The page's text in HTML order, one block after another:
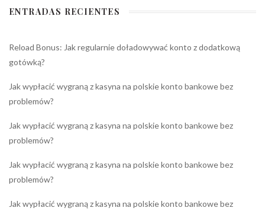
ENTRADAS RECIENTES
Reload Bonus: Jak regularnie doładowywać konto z dodatkową
gotówką?
Jak wypłacić wygraną z kasyna na polskie konto bankowe bez
problemów?
Jak wypłacić wygraną z kasyna na polskie konto bankowe bez
problemów?
Jak wypłacić wygraną z kasyna na polskie konto bankowe bez
problemów?
Jak wypłacić wygraną z kasyna na polskie konto bankowe bez